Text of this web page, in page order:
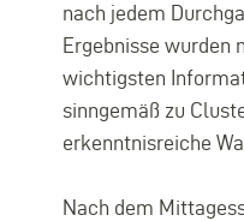
nach jedem
Ergebnisse wurden
wichtigsten
sinngemäß zu
erkenntnisreiche
Nach dem